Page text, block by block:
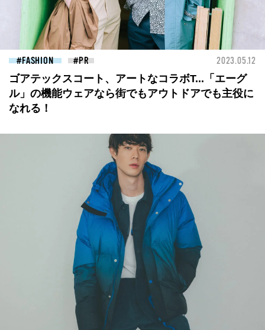
FASHION 2023.05.12
ゴアテックスコート、アートなコラボT...「エーグ
ル」の機能ウェアなら街でもアウトドアでも主役に
なれる！